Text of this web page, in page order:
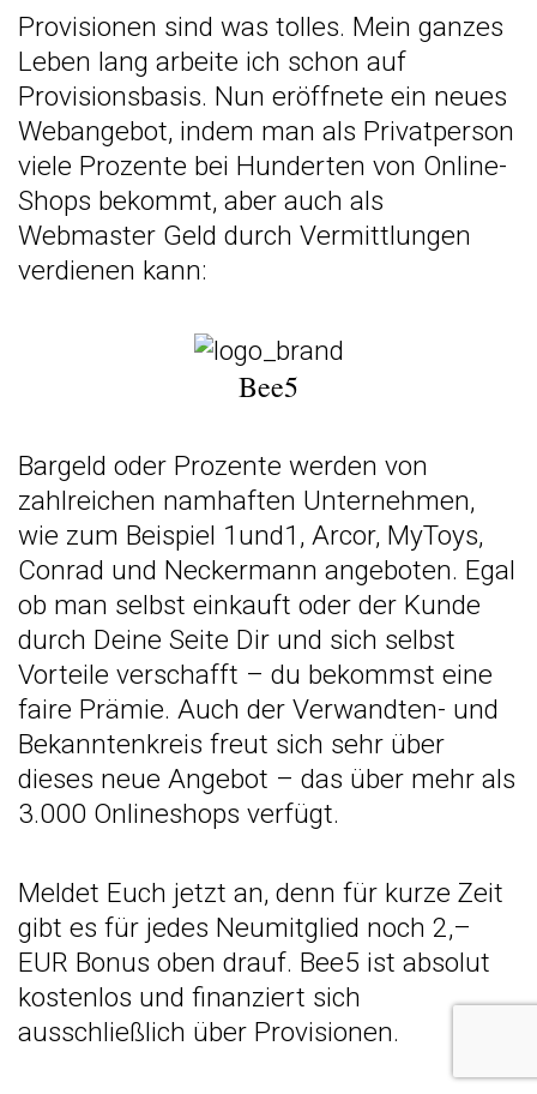
Provisionen sind was tolles. Mein ganzes
Leben lang arbeite ich schon auf
Provisionsbasis. Nun eröffnete ein neues
Webangebot, indem man als Privatperson
viele Prozente bei Hunderten von Online-
Shops bekommt, aber auch als
Webmaster Geld durch Vermittlungen
verdienen kann:
Bee5
Bargeld oder Prozente werden von
zahlreichen namhaften Unternehmen,
wie zum Beispiel 1und1 , Arcor, MyToys,
Conrad und Neckermann angeboten. Egal
ob man selbst einkauft oder der Kunde
durch Deine Seite Dir und sich selbst
Vorteile verschafft – du bekommst eine
faire Prämie. Auch der Verwandten- und
Bekanntenkreis freut sich sehr über
dieses neue Angebot – das über mehr als
3.000 Onlineshops verfügt.
Meldet Euch jetzt an, denn für kurze Zeit
gibt es für jedes Neumitglied noch 2,–
EUR Bonus oben drauf. Bee5 ist absolut
kostenlos und finanziert sich
ausschließlich über Provisionen.